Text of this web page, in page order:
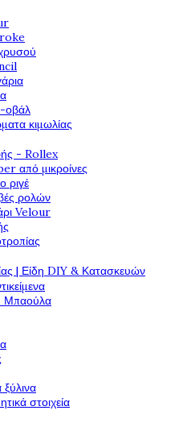
οβάλ
κιμωλίας
- Rollex
από μικροίνες
ριγέ
ρολών
Velour
| Είδη DIY & Κατασκευών
Μπαούλα
στοιχεία